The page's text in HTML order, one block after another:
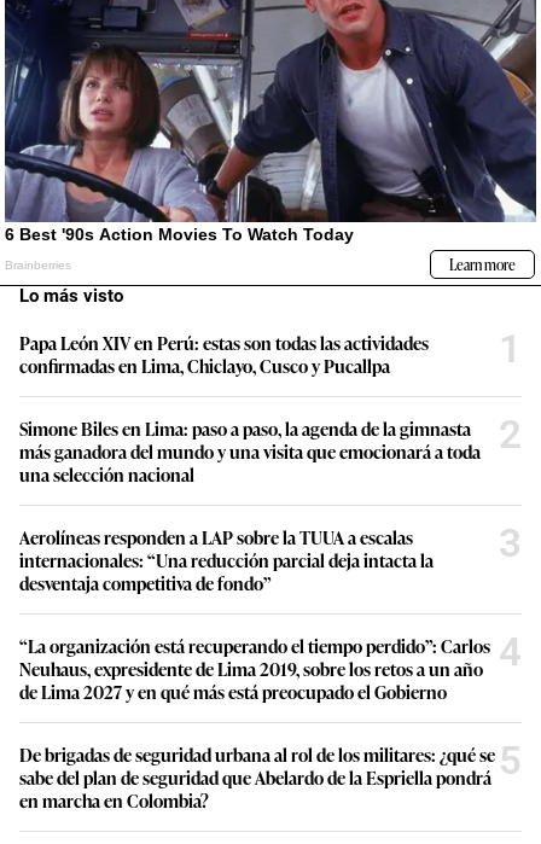
Lo más visto
Papa León XIV en Perú: estas son todas las actividades
confirmadas en Lima, Chiclayo, Cusco y Pucallpa
1
Simone Biles en Lima: paso a paso, la agenda de la gimnasta
más ganadora del mundo y una visita que emocionará a toda
una selección nacional
2
Aerolíneas responden a LAP sobre la TUUA a escalas
internacionales: “Una reducción parcial deja intacta la
desventaja competitiva de fondo”
3
“La organización está recuperando el tiempo perdido”: Carlos
Neuhaus, expresidente de Lima 2019, sobre los retos a un año
de Lima 2027 y en qué más está preocupado el Gobierno
4
De brigadas de seguridad urbana al rol de los militares: ¿qué se
sabe del plan de seguridad que Abelardo de la Espriella pondrá
en marcha en Colombia?
5